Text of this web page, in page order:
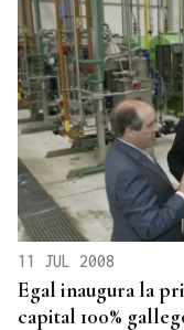
11 JUL 2008
Egal inaugura la
capital 100%